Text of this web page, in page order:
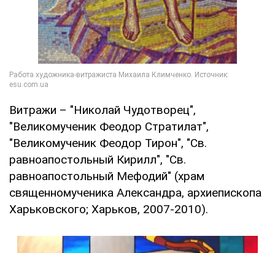
Витражи – "Николай Чудотворец",
"Великомученик Феодор Стратилат",
"Великомученик Феодор Тирон", "Св.
равноапостольный Кирилл", "Св.
равноапостольный Мефодий" (храм
священномученика Александра, архиепископа
Харьковского; Харьков, 2007-2010).